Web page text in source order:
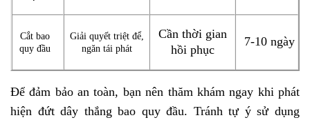
Cắt bao
quy đầu
Giải quyết triệt để,
ngăn tái phát
Cần thời gian
hồi phục
7-10 ngày
Để đảm bảo an toàn, bạn nên thăm khám ngay khi phát
hiện đứt dây thắng bao quy đầu. Tránh tự ý sử dụng